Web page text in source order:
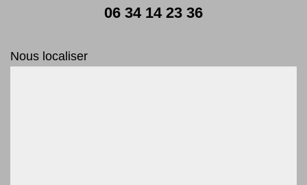
06 34 14 23 36
Nous localiser